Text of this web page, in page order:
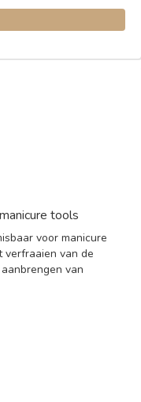
tools
voor manicure
verfraaien van de
van